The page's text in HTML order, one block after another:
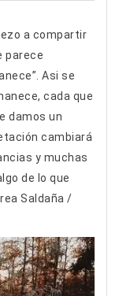
a compartir
parece
Asi se
cada que
damos un
cambiará
y muchas
de lo que
Saldaña /